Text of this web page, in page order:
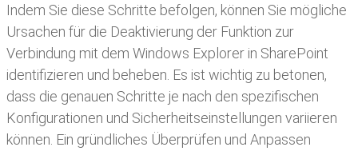
Indem Sie diese Schritte befolgen, können Sie mögliche
Ursachen für die Deaktivierung der Funktion zur
Verbindung mit dem Windows Explorer in SharePoint
identifizieren und beheben. Es ist wichtig zu betonen,
dass die genauen Schritte je nach den spezifischen
Konfigurationen und Sicherheitseinstellungen variieren
können. Ein gründliches Überprüfen und Anpassen